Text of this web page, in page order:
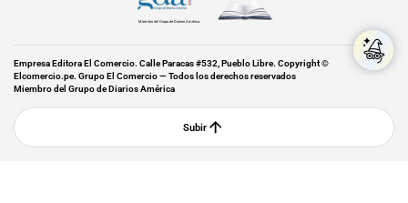
Miembro del Grupo de Diarios América
Empresa Editora El Comercio. Calle Paracas #532, Pueblo Libre. Copyright ©
Elcomercio.pe. Grupo El Comercio — Todos los derechos reservados
Miembro del Grupo de Diarios América
Subir